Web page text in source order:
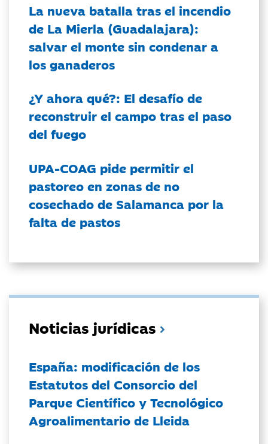
La nueva batalla tras el incendio
de La Mierla (Guadalajara):
salvar el monte sin condenar a
los ganaderos
¿Y ahora qué?: El desafío de
reconstruir el campo tras el paso
del fuego
UPA-COAG pide permitir el
pastoreo en zonas de no
cosechado de Salamanca por la
falta de pastos
Noticias jurídicas
España: modificación de los
Estatutos del Consorcio del
Parque Científico y Tecnológico
Agroalimentario de Lleida